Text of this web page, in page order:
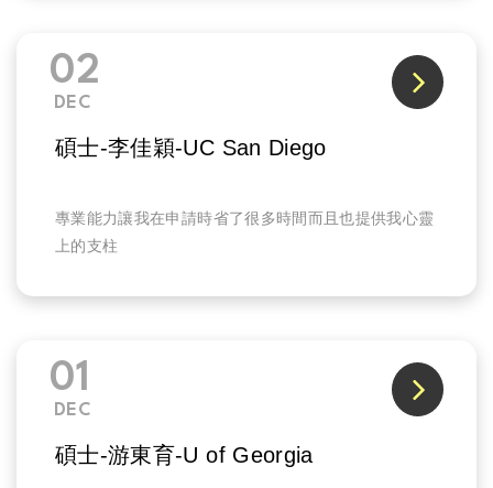
02
DEC
碩士-李佳穎-UC San Diego
專業能力讓我在申請時省了很多時間而且也提供我心靈
上的支柱
01
DEC
碩士-游東育-U of Georgia